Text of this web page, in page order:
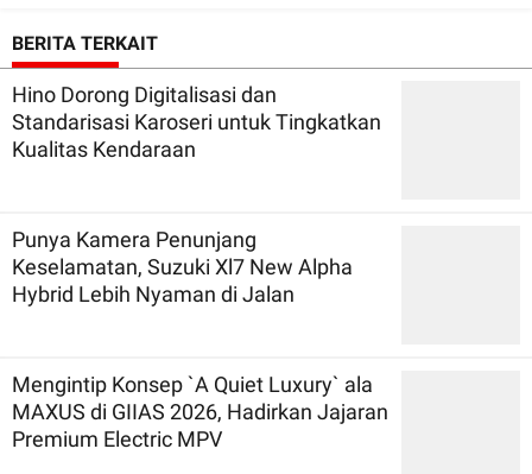
BERITA TERKAIT
Hino Dorong Digitalisasi dan
Standarisasi Karoseri untuk Tingkatkan
Kualitas Kendaraan
Punya Kamera Penunjang
Keselamatan, Suzuki Xl7 New Alpha
Hybrid Lebih Nyaman di Jalan
Mengintip Konsep `A Quiet Luxury` ala
MAXUS di GIIAS 2026, Hadirkan Jajaran
Premium Electric MPV